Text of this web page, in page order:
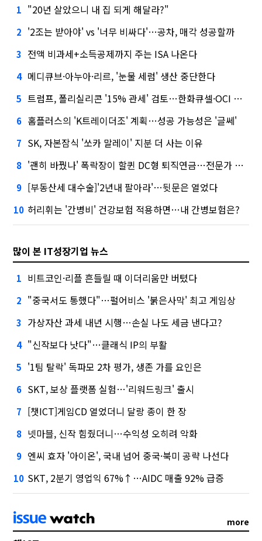
1 "20년 살았으니 내 집 되게 해달라?"
2 '2조는 받아야' vs '너무 비싸다'…공차, 매각 성공할까
3 전액 비과세+소득공제까지 주는 ISA 나온다
4 메디큐브·아누아·리르, '눈물 세럼' 생산 중단한다
5 트럼프, 폴리실리콘 '15% 관세' 검토…한화큐셀·OCI 영향은?
6 홈플러스의 'K트레이더조' 계획…성공 가능성은 '글쎄'
7 SK, 자본잠식 '쏘카 말레이' 지분 더 사는 이유
8 '괜히 바꿨나' 폭락장이 할퀸 DC형 퇴직연금…전문가 조언은
9 [부동산세 대수술]'2년내 팔아라'…뒷문은 열었다
10 허리휘는 '간병비' 건강보험 적용하면…내 간병보험은?
많이 본 IT성장기업 뉴스
1 비트코인·리플 흔들릴 때 이더리움만 버텼다
2 "중국서도 통했다"…펄어비스 '붉은사막' 최고 게임상
3 가상자산 과세 내년 시행…손실 나도 세금 낸다고?
4 "신작보다 낫다"…클래식 IP의 부활
5 '1팀 탈락' 독파모 2차 평가, 생존 가를 요인은
6 SKT, 보상 플랫폼 실험…'리워드링크' 출시
7 [챗ICT]게임CD 열었더니 달랑 종이 한 장
8 넷마블, 신작 힘줬더니…수익성 오히려 악화
9 엔씨 효자 '아이온', 국내 넘어 중국·북미 공략 나선다
10 SKT, 2분기 영업익 67%↑…AIDC 매출 92% 급증
more